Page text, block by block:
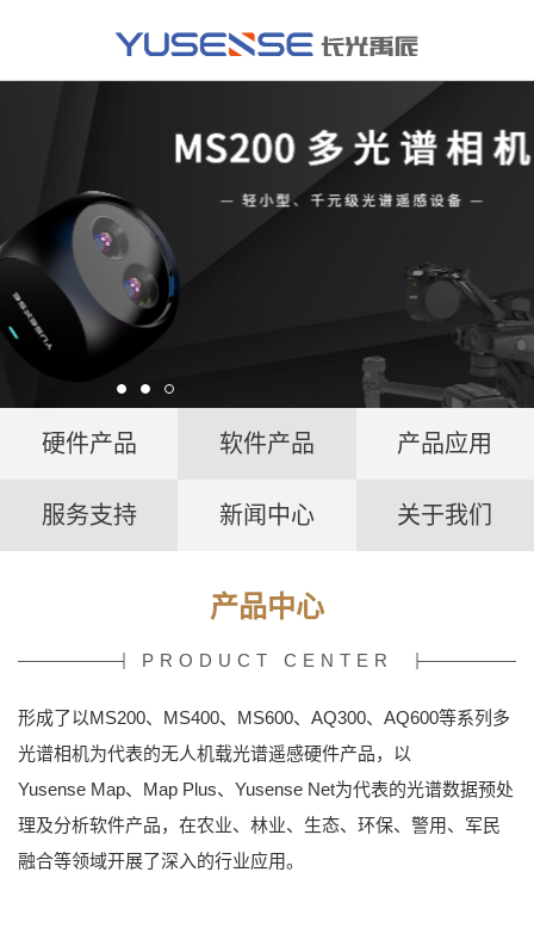
硬件产品 软件产品 产品应用
服务支持 新闻中心 关于我们
产品中心
PRODUCT CENTER
形成了以MS200、MS400、MS600、AQ300、AQ600等系列多
光谱相机为代表的无人机载光谱遥感硬件产品，以
Yusense Map、Map Plus、Yusense Net为代表的光谱数据预处
理及分析软件产品，在农业、林业、生态、环保、警用、军民
融合等领域开展了深入的行业应用。